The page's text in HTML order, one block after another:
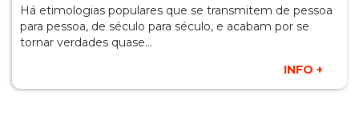
Há etimologias populares que se transmitem de pessoa
para pessoa, de século para século, e acabam por se
tornar verdades quase…
INFO +